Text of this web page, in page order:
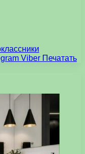
Viber Печатать